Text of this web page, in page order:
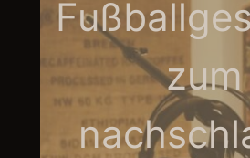
zum